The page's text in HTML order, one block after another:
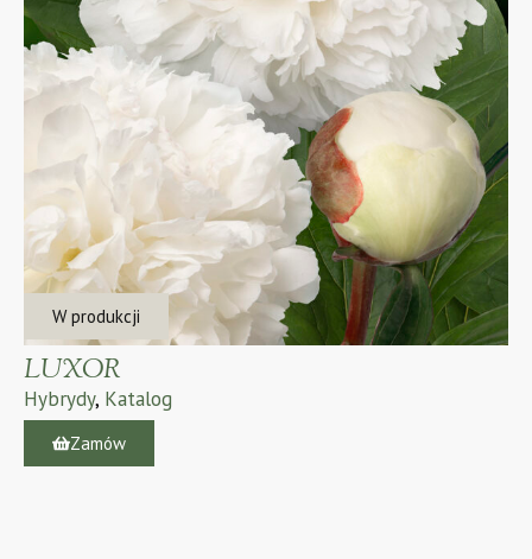
W produkcji
LUXOR
Hybrydy, Katalog
Zamów